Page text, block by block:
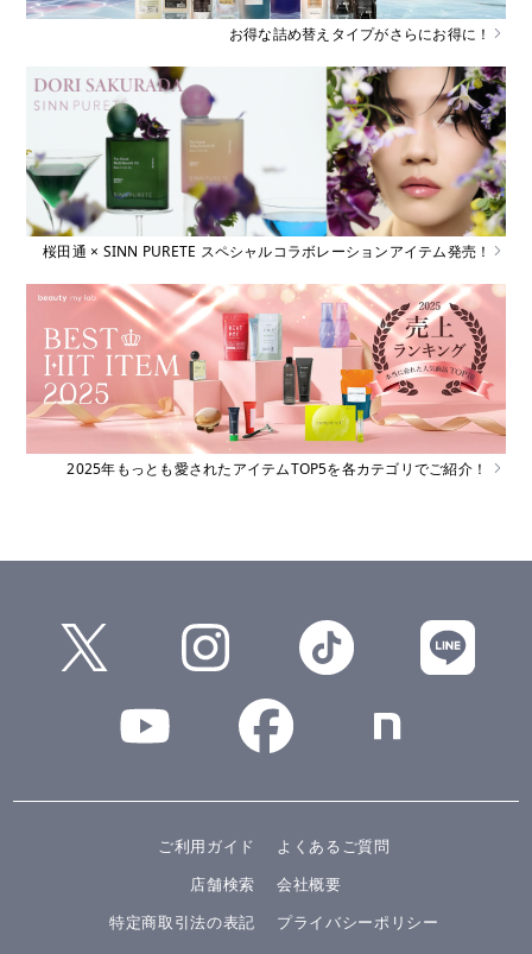
お得な詰め替えタイプがさらにお得に！
桜田通 × SINN PURETE スペシャルコラボレーションアイテム発売！
2025年もっとも愛されたアイテムTOP5を各カテゴリでご紹介！
ご利用ガイド
よくあるご質問
店舗検索
会社概要
特定商取引法の表記
プライバシーポリシー